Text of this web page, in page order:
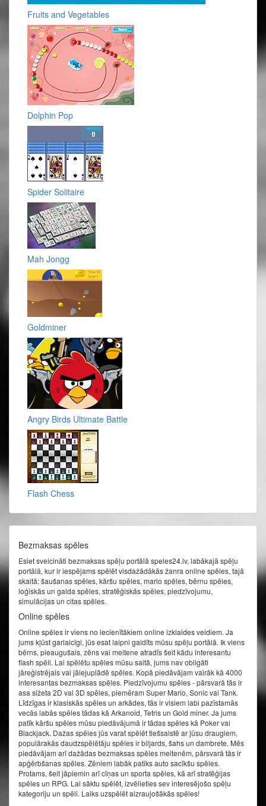
Fruits and Vegetables
Dolphin Pop
Spider Solitaire
Mah Jongg
Goldminer
Angry Birds Ultimate Battle
Flash Chess
Bezmaksas spēles
Esiet sveicināti bezmaksas spēļu portālā speles24.lv, labākajā spēļu
portālā, kur ir iespējams spēlēt visdažādākās žanra online spēles, tajā
skaitā: šaušanas spēles, kāršu spēles, mario spēles, bērnu spēles,
loģiskās un galda spēles, stratēģiskās spēles, piedzīvojumu,
simulācijas un citas spēles.
Online spēles
Online spēles ir viens no iecienītākiem online izklaides veidiem. Ja
jums kļūst garlaicīgi, jūs esat laipni gaidīts mūsu spēļu portālā. Ik viens
bērns, pieaugušais, zēns vai meitene atradīs šeit kādu interesantu
flash spēli. Lai spēlētu spēles mūsu saitā, jums nav obligāti
jāreģistrējais vai jālejuplādē spēles. Kopā piedāvājam vairāk kā 4000
interesantas bezmaksas spēles. Piedzīvojumu spēles - pārsvarā tās ir
asa sižeta 2D vai 3D spēles, piemēram Super Mario, Sonic vai Tank.
Līdzīgas ir klasiskās spēles un arkādes, tās ir visiem labi pazīstamās
vecās labās spēles tādas kā Arkanoid, Tetris un Gold miner. Ja jums
patīk kāršu spēles mūsu piedāvājumā ir tādas spēles kā Poker vai
Blackjack. Dažas spēles jūs varat spēlēt tiešsaistē ar jūsu draugiem,
populārakās daudzspēlētāju spēles ir biljards, šahs un dambrete. Mēs
piedāvājam arī dažādas bezmaksas spēles meitenēm, pārsvarā tās ir
apģērbšanas spēles. Zēniem labāk patiks auto sacīkšu spēles.
Protams, šeit jāpiemin arī cīņas un sporta spēles, kā arī stratēģijas
spēles un RPG. Lai sāktu spēlēt, izvēlieties sev interesējošo spēļu
kategoriju un spēli. Laiks uzspēlēt aizraujošākās spēles!